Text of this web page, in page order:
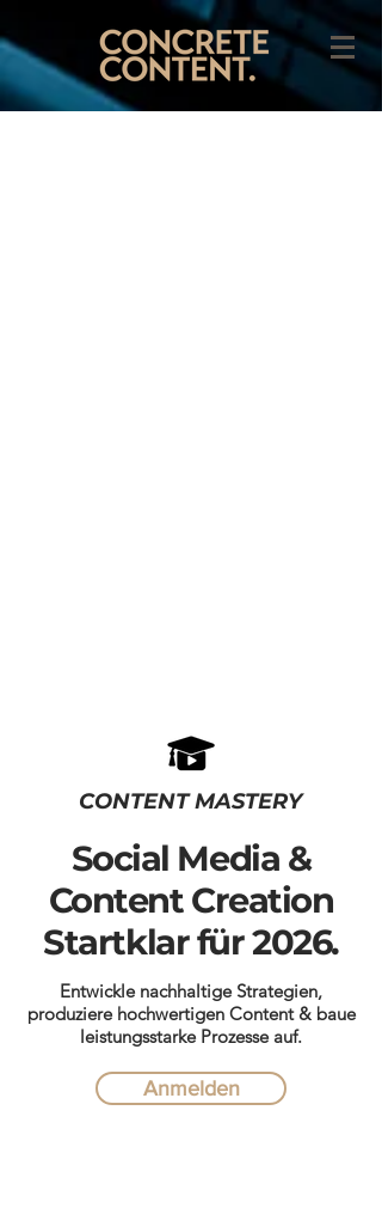
CONTENT MASTERY
Social Media &
Content Creation
Startklar für 2026.
Entwickle nachhaltige Strategien,
produziere hochwertigen Content & baue
leistungsstarke Prozesse auf.
Anmelden